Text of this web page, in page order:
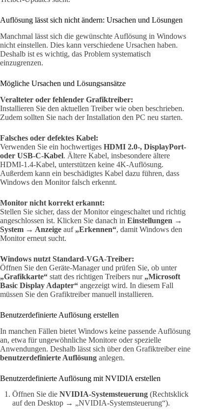
Auflösung lässt sich nicht ändern: Ursachen und Lösungen
Manchmal lässt sich die gewünschte Auflösung in Windows
nicht einstellen. Dies kann verschiedene Ursachen haben.
Deshalb ist es wichtig, das Problem systematisch
einzugrenzen.
Mögliche Ursachen und Lösungsansätze
Veralteter oder fehlender Grafiktreiber:
Installieren Sie den aktuellen Treiber wie oben beschrieben.
Zudem sollten Sie nach der Installation den PC neu starten.
Falsches oder defektes Kabel:
Verwenden Sie ein hochwertiges HDMI 2.0-, DisplayPort-
oder USB-C-Kabel. Ältere Kabel, insbesondere ältere
HDMI-1.4-Kabel, unterstützen keine 4K-Auflösung.
Außerdem kann ein beschädigtes Kabel dazu führen, dass
Windows den Monitor falsch erkennt.
Monitor nicht korrekt erkannt:
Stellen Sie sicher, dass der Monitor eingeschaltet und richtig
angeschlossen ist. Klicken Sie danach in Einstellungen →
System → Anzeige auf „Erkennen“, damit Windows den
Monitor erneut sucht.
Windows nutzt Standard-VGA-Treiber:
Öffnen Sie den Geräte-Manager und prüfen Sie, ob unter
„Grafikkarte“ statt des richtigen Treibers nur „Microsoft
Basic Display Adapter“ angezeigt wird. In diesem Fall
müssen Sie den Grafiktreiber manuell installieren.
Benutzerdefinierte Auflösung erstellen
In manchen Fällen bietet Windows keine passende Auflösung
an, etwa für ungewöhnliche Monitore oder spezielle
Anwendungen. Deshalb lässt sich über den Grafiktreiber eine
benutzerdefinierte Auflösung anlegen.
Benutzerdefinierte Auflösung mit NVIDIA erstellen
Öffnen Sie die NVIDIA-Systemsteuerung (Rechtsklick
auf den Desktop → „NVIDIA-Systemsteuerung“).